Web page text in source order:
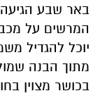
באר שבע
המרשים על
יוכל להגדיל
מתוך הבנה
בכושר מצוין